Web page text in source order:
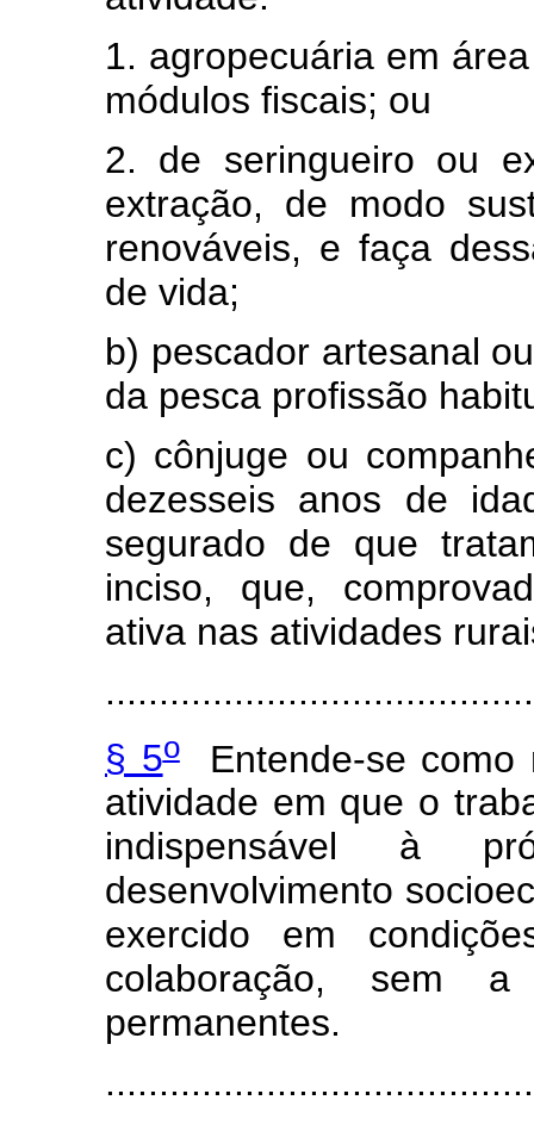
1. agropecuária em
módulos fiscais; ou
2. de seringueiro ou
extração, de modo
renováveis, e faça
de vida;
b) pescador artesanal
da pesca profissão
c) cônjuge ou
dezesseis anos de
segurado de que
inciso, que,
ativa nas atividades
§ 5oEntende-se como
atividade em que o
indispensável à
desenvolvimento
exercido em
colaboração, sem a
permanentes.